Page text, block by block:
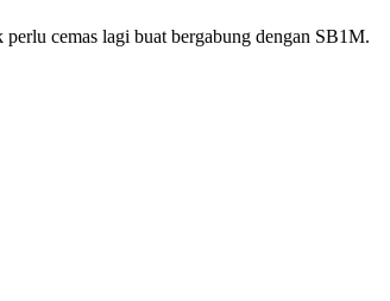
cemas lagi buat bergabung dengan SB1M.